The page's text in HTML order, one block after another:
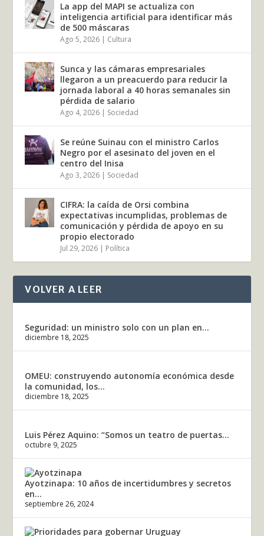
La app del MAPI se actualiza con
inteligencia artificial para identificar más
de 500 máscaras
Ago 5, 2026 | Cultura
Sunca y las cámaras empresariales
llegaron a un preacuerdo para reducir la
jornada laboral a 40 horas semanales sin
pérdida de salario
Ago 4, 2026 | Sociedad
Se reúne Suinau con el ministro Carlos
Negro por el asesinato del joven en el
centro del Inisa
Ago 3, 2026 | Sociedad
CIFRA: la caída de Orsi combina
expectativas incumplidas, problemas de
comunicación y pérdida de apoyo en su
propio electorado
Jul 29, 2026 | Política
VOLVER A LEER
Seguridad: un ministro solo con un plan en...
diciembre 18, 2025
OMEU: construyendo autonomía económica desde
la comunidad, los...
diciembre 18, 2025
Luis Pérez Aquino: “Somos un teatro de puertas...
octubre 9, 2025
Ayotzinapa: 10 años de incertidumbres y secretos
en...
septiembre 26, 2024